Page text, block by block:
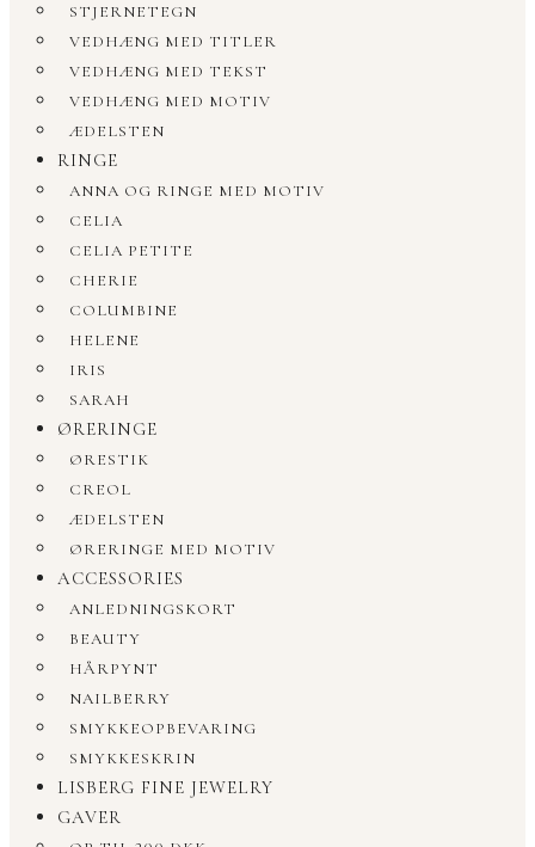
STJERNETEGN
VEDHÆNG MED TITLER
VEDHÆNG MED TEKST
VEDHÆNG MED MOTIV
ÆDELSTEN
RINGE
ANNA OG RINGE MED MOTIV
CELIA
CELIA PETITE
CHERIE
COLUMBINE
HELENE
IRIS
SARAH
ØRERINGE
ØRESTIK
CREOL
ÆDELSTEN
ØRERINGE MED MOTIV
ACCESSORIES
ANLEDNINGSKORT
BEAUTY
HÅRPYNT
NAILBERRY
SMYKKEOPBEVARING
SMYKKESKRIN
LISBERG FINE JEWELRY
GAVER